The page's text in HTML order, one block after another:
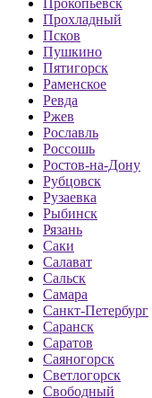
Прохладный
Псков
Пушкино
Пятигорск
Раменское
Ревда
Ржев
Рославль
Россошь
Ростов-на-Дону
Рубцовск
Рузаевка
Рыбинск
Рязань
Саки
Салават
Сальск
Самара
Санкт-Петербург
Саранск
Саратов
Саяногорск
Светлогорск
Свободный